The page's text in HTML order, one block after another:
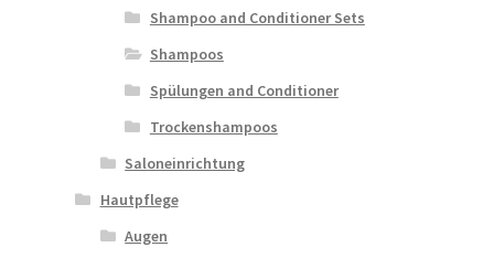
Shampoo and Conditioner Sets
Shampoos
Spülungen and Conditioner
Trockenshampoos
Saloneinrichtung
Hautpflege
Augen